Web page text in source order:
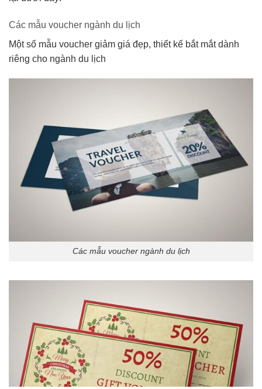
Các mẫu voucher ngành du lịch
Một số mẫu voucher giảm giá đẹp, thiết kế bắt mắt dành
riêng cho ngành du lịch
Các mẫu voucher ngành du lịch